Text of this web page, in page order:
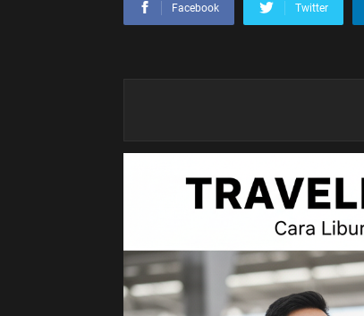
Facebook Twitter